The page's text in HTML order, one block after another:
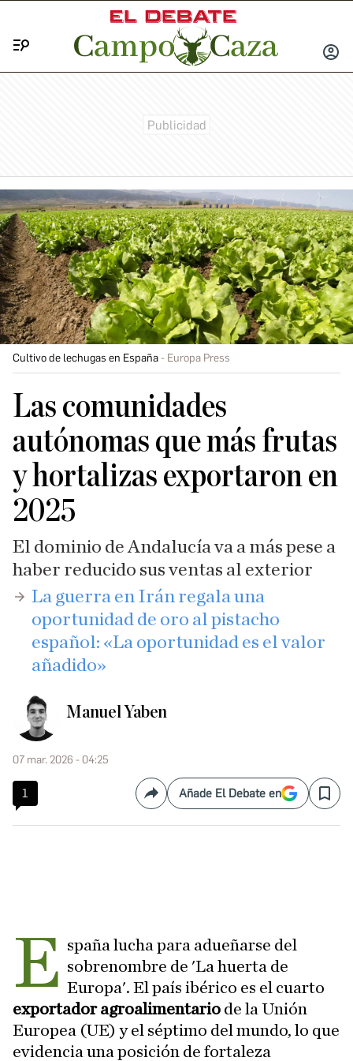
INICIAR
Cultivo de lechugas en España Europa Press
Las comunidades
autónomas que más frutas
y hortalizas exportaron en
2025
El dominio de Andalucía va a más pese a
haber reducido sus ventas al exterior
La guerra en Irán regala una
oportunidad de oro al pistacho
español: «La oportunidad es el valor
añadido»
Manuel Yaben
07 mar. 2026 - 04:25
1 CompartirAñade El Debate en Save
E spaña lucha para adueñarse del
sobrenombre de 'La huerta de
Europa'. El país ibérico es el cuarto
exportador agroalimentario de la Unión
Europea (UE) y el séptimo del mundo, lo que
evidencia una posición de fortaleza